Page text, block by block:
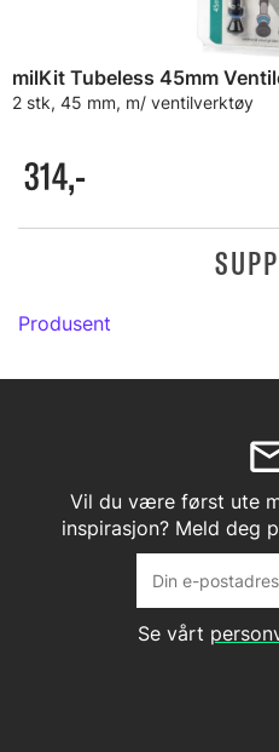
milKit Tubeless 45mm
2 stk, 45 mm, m/ ventilverktøy
314,-
Produsent
Vil du være først ute
inspirasjon? Meld deg
Se vårt